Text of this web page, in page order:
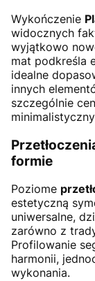
Wykończenie
widocznych
wyjątkowo
mat podkreśla
idealne
innych
szczególnie
formie
Poziome
estetyczną
uniwersalne,
zarówno z
Profilowanie
harmonii,
wykonania.